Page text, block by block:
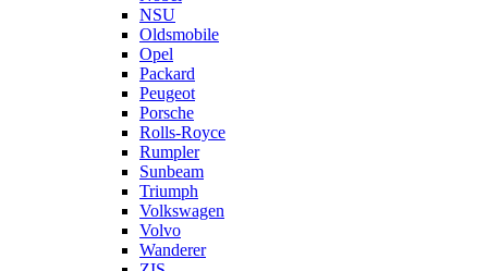
NSU
Oldsmobile
Opel
Packard
Peugeot
Porsche
Rolls-Royce
Rumpler
Sunbeam
Triumph
Volkswagen
Volvo
Wanderer